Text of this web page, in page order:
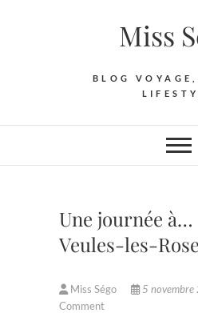
Miss
BLOG
Une journée
Veules-les-
Miss Ségo 5
Comment